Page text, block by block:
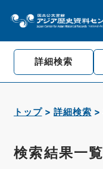
詳細検索
トップ 詳細検索
検索結果一覧